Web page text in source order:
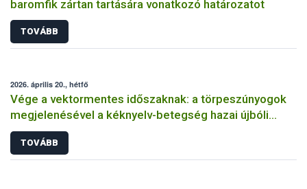
baromfik zártan tartására vonatkozó határozatot
TOVÁBB
2026. április 20., hétfő
Vége a vektormentes időszaknak: a törpeszúnyogok
megjelenésével a kéknyelv-betegség hazai újbóli
előfordulása lehetséges
TOVÁBB